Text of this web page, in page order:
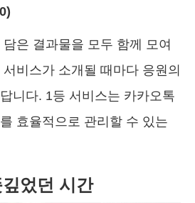
은 결과물을 모두 함께 모여
비스가 소개될 때마다 응원의
니다. 1등 서비스는 카카오톡
효율적으로 관리할 수 있는
었던 시간